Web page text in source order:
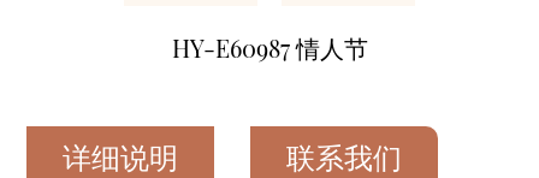
HY-E60987 情人节
详细说明 联系我们